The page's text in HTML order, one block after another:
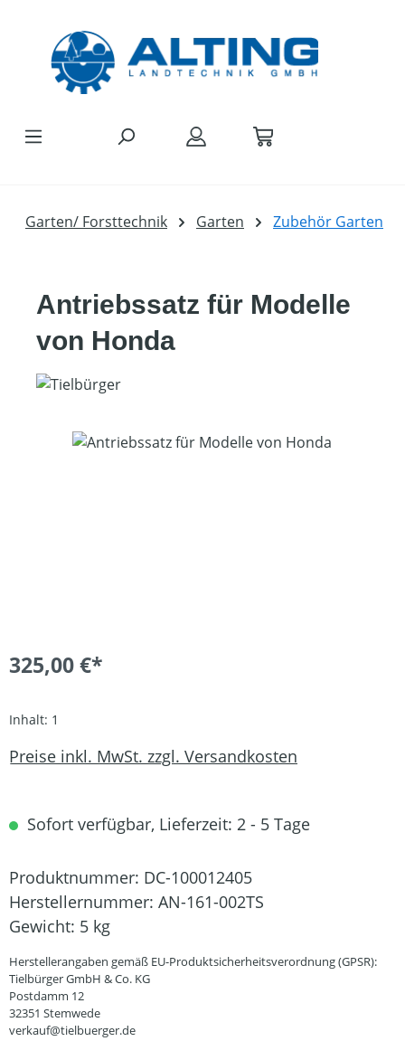
Garten/ Forsttechnik Garten Zubehör Garten
Antriebssatz für Modelle
von Honda
Bildergalerie überspringen
325,00 €*
Inhalt: 1
Preise inkl. MwSt. zzgl. Versandkosten
Sofort verfügbar, Lieferzeit: 2 - 5 Tage
Produktnummer: DC-100012405
Herstellernummer: AN-161-002TS
Gewicht: 5 kg
Herstellerangaben gemäß EU-Produktsicherheitsverordnung (GPSR):
Tielbürger GmbH & Co. KG
Postdamm 12
32351 Stemwede
verkauf@tielbuerger.de